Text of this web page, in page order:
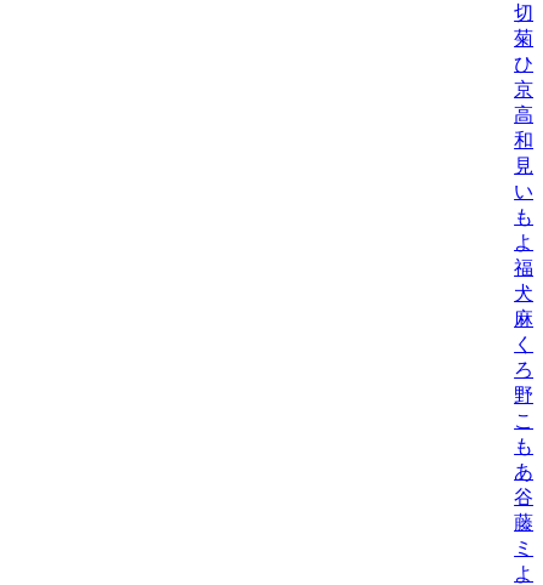
切
菊
ひ
京
高
和
見
い
も
よ
福
犬
麻
く
ろ
野
こ
も
あ
谷
藤
ミ
よ